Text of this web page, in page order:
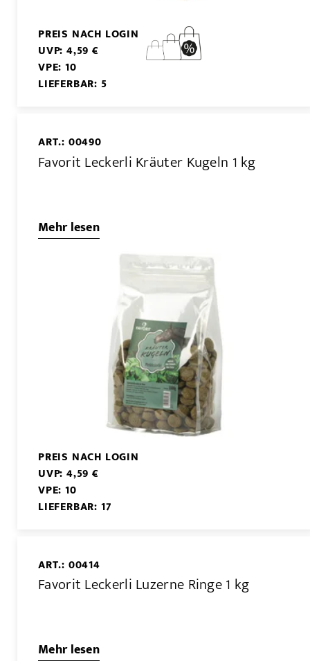
PREIS NACH LOGIN
UVP: 4,59 €
VPE: 10
LIEFERBAR: 5
ART.: 00490
Favorit Leckerli Kräuter Kugeln 1 kg
Mehr lesen
PREIS NACH LOGIN
UVP: 4,59 €
VPE: 10
LIEFERBAR: 17
ART.: 00414
Favorit Leckerli Luzerne Ringe 1 kg
Mehr lesen